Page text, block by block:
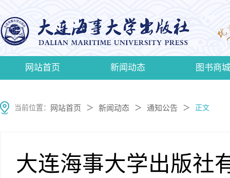
网站首页 新闻动态 图书商城
当前位置： 网站首页 ＞ 新闻动态 ＞ 通知公告 ＞ 正文
大连海事大学出版社